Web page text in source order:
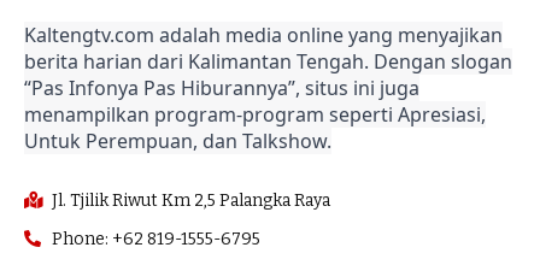
Kaltengtv.com adalah media online yang menyajikan
berita harian dari Kalimantan Tengah. Dengan slogan
“Pas Infonya Pas Hiburannya”, situs ini juga
menampilkan program-program seperti Apresiasi,
Untuk Perempuan, dan Talkshow.
Jl. Tjilik Riwut Km 2,5 Palangka Raya
Phone: +62 819-1555-6795